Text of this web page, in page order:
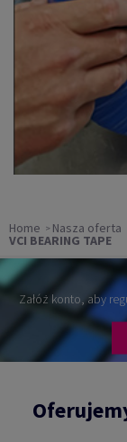
Home Nasza oferta
VCI BEARING TAPE
Załóż konto, aby